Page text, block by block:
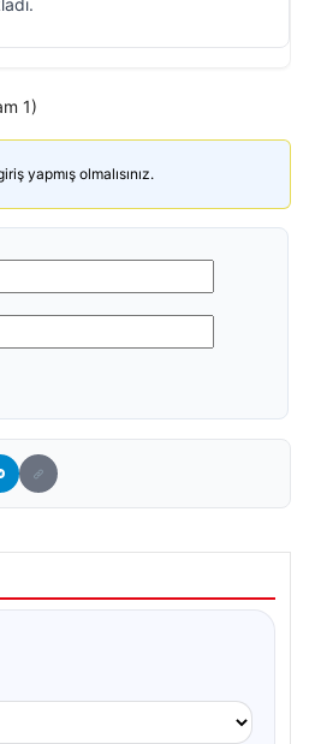
1)
yapmış olmalısınız.